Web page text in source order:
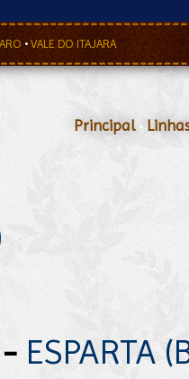
• VALE DO ITAJARA
Principal•
- ESPARTA